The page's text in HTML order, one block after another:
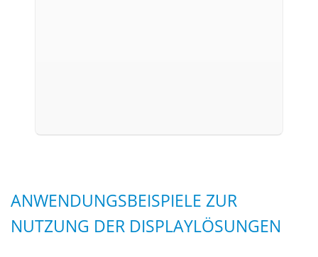
ANWENDUNGSBEISPIELE ZUR
NUTZUNG DER DISPLAYLÖSUNGEN